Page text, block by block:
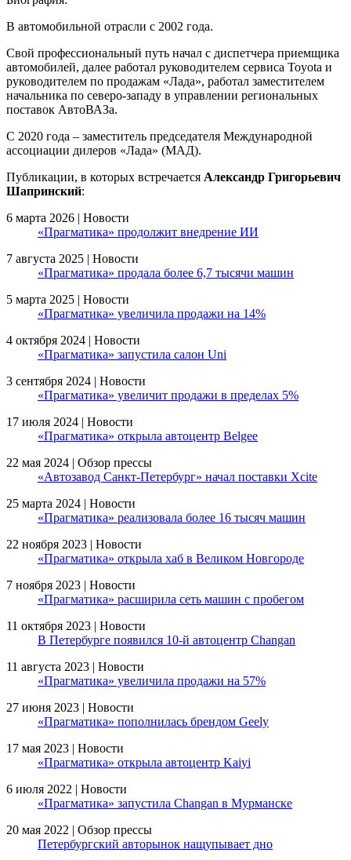
В автомобильной отрасли с 2002 года.
Свой профессиональный путь начал с диспетчера приемщика
автомобилей, далее работал руководителем сервиса Toyota и
руководителем по продажам «Лада», работал заместителем
начальника по северо-западу в управлении региональных
поставок АвтоВАЗа.
С 2020 года – заместитель председателя Международной
ассоциации дилеров «Лада» (МАД).
Публикации, в которых встречается Александр Григорьевич
Шапринский:
6 марта 2026 | Новости
«Прагматика» продолжит внедрение ИИ
7 августа 2025 | Новости
«Прагматика» продала более 6,7 тысячи машин
5 марта 2025 | Новости
«Прагматика» увеличила продажи на 14%
4 октября 2024 | Новости
«Прагматика» запустила салон Uni
3 сентября 2024 | Новости
«Прагматика» увеличит продажи в пределах 5%
17 июля 2024 | Новости
«Прагматика» открыла автоцентр Belgee
22 мая 2024 | Обзор прессы
«Автозавод Санкт-Петербург» начал поставки Xсite
25 марта 2024 | Новости
«Прагматика» реализовала более 16 тысяч машин
22 ноября 2023 | Новости
«Прагматика» открыла хаб в Великом Новгороде
7 ноября 2023 | Новости
«Прагматика» расширила сеть машин с пробегом
11 октября 2023 | Новости
В Петербурге появился 10-й автоцентр Changan
11 августа 2023 | Новости
«Прагматика» увеличила продажи на 57%
27 июня 2023 | Новости
«Прагматика» пополнилась брендом Geely
17 мая 2023 | Новости
«Прагматика» открыла автоцентр Kaiyi
6 июля 2022 | Новости
«Прагматика» запустила Changan в Мурманске
20 мая 2022 | Обзор прессы
Петербургский авторынок нащупывает дно